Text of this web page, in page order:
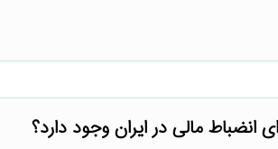
انضباط مالی در ایران وجود دارد؟